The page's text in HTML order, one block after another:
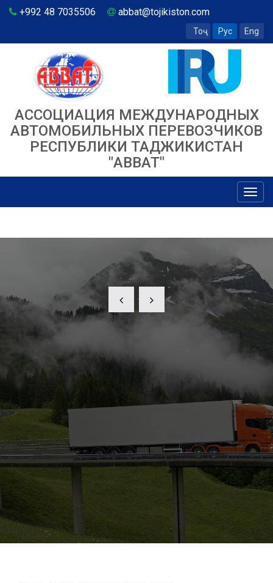
+992 48 7035506 abbat@tojikiston.com
Тоҷ Рус Eng
АССОЦИАЦИЯ МЕЖДУНАРОДНЫХ
АВТОМОБИЛЬНЫХ ПЕРЕВОЗЧИКОВ
РЕСПУБЛИКИ ТАДЖИКИСТАН
"ABBAT"